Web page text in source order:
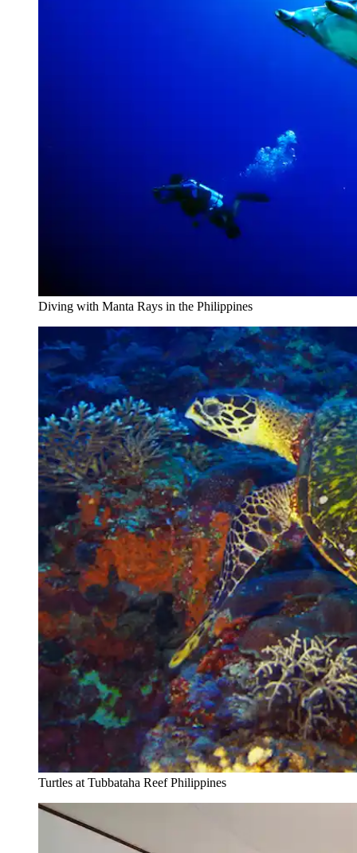
Diving with Manta Rays in the Philippines
Turtles at Tubbataha Reef Philippines